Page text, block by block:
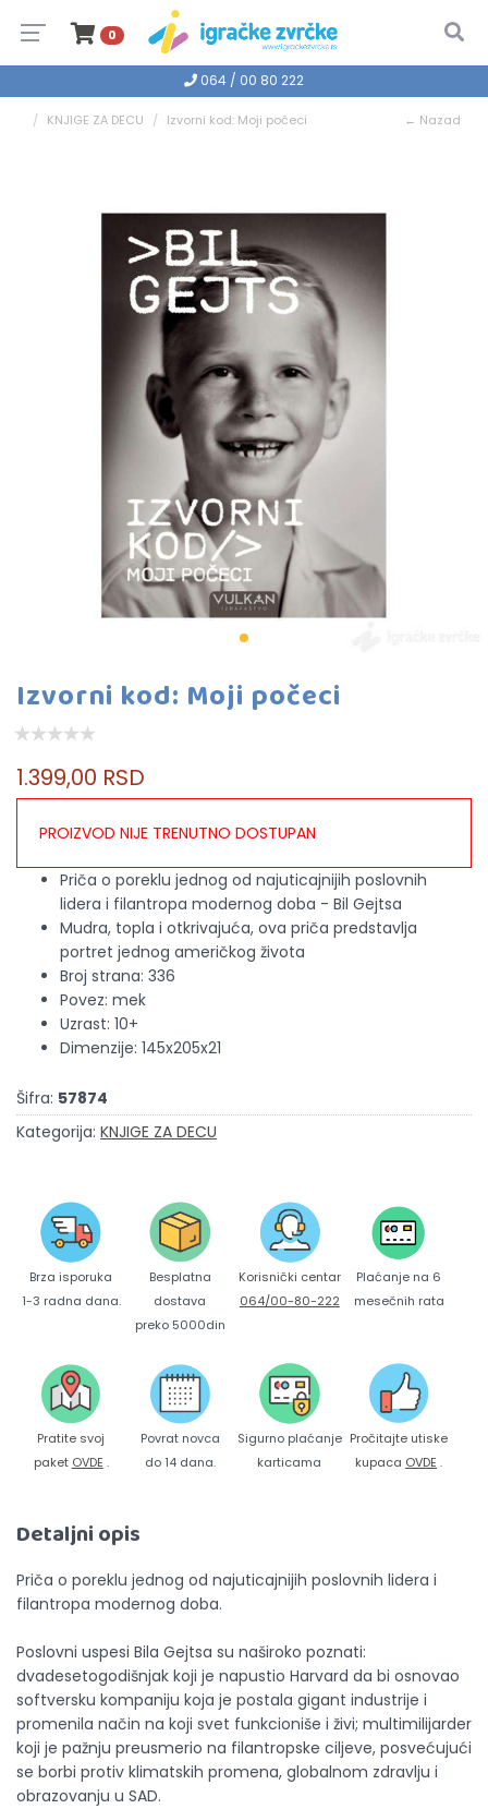
0
064 / 00 80 222
KNJIGE ZA DECU Izvorni kod: Moji počeci ← Nazad
Izvorni kod: Moji počeci
1.399,00 RSD
PROIZVOD NIJE TRENUTNO DOSTUPAN
Priča o poreklu jednog od najuticajnijih poslovnih
lidera i filantropa modernog doba - Bil Gejtsa
Mudra, topla i otkrivajuća, ova priča predstavlja
portret jednog američkog života
Broj strana: 336
Povez: mek
Uzrast: 10+
Dimenzije: 145x205x21
Šifra: 57874
Kategorija: KNJIGE ZA DECU
Brza isporuka
1-3 radna dana.
Besplatna
dostava
preko 5000din
Korisnički centar
064/00-80-222
Plaćanje na 6
mesečnih rata
Pratite svoj
paket OVDE .
Povrat novca
do 14 dana.
Sigurno plaćanje
karticama
Pročitajte utiske
kupaca OVDE .
Detaljni opis
Priča o poreklu jednog od najuticajnijih poslovnih lidera i
filantropa modernog doba.
Poslovni uspesi Bila Gejtsa su naširoko poznati:
dvadesetogodišnjak koji je napustio Harvard da bi osnovao
softversku kompaniju koja je postala gigant industrije i
promenila način na koji svet funkcioniše i živi; multimilijarder
koji je pažnju preusmerio na filantropske ciljeve, posvećujući
se borbi protiv klimatskih promena, globalnom zdravlju i
obrazovanju u SAD.